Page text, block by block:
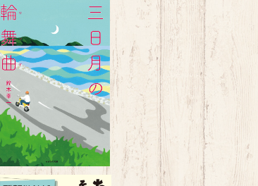
三日月の輪舞曲（ロンド）
¥1,760